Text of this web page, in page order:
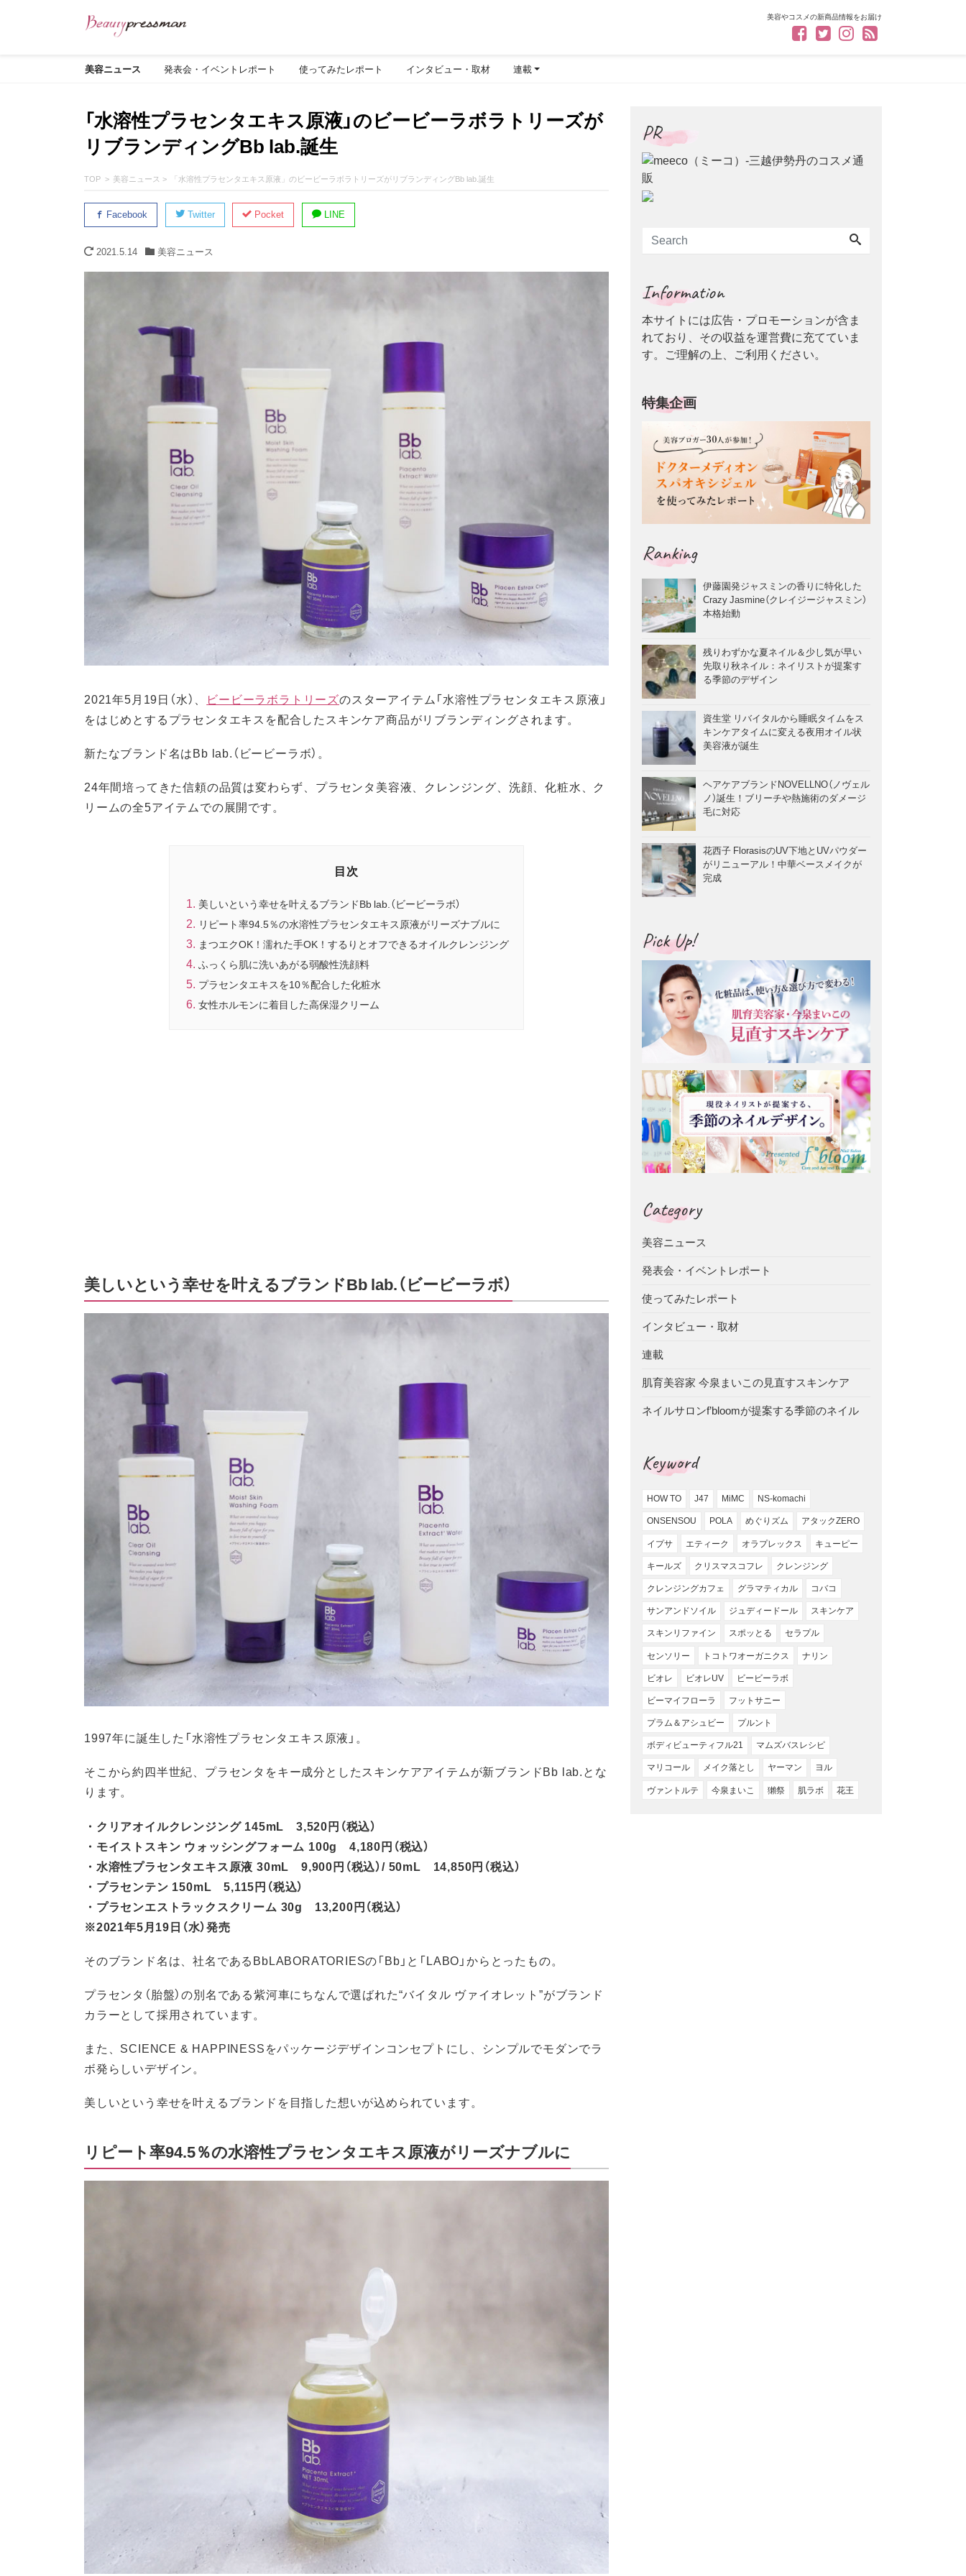
美容やコスメの新商品情報をお届け
美容ニュース 発表会・イベントレポート 使ってみたレポート インタビュー・取材 連載
「水溶性プラセンタエキス原液」のビービーラボラトリーズが
リブランディングBb lab.誕生
TOP 美容ニュース 「水溶性プラセンタエキス原液」のビービーラボラトリーズがリブランディングBb lab.誕生
Facebook Twitter Pocket LINE
2021.5.14 美容ニュース
2021年5月19日（水）、 ビービーラボラトリーズのスターアイテム「水溶性プラセンタエキス原液」
をはじめとするプラセンタエキスを配合したスキンケア商品がリブランディングされます。
新たなブランド名はBb lab.（ビービーラボ）。
24年間培ってきた信頼の品質は変わらず、プラセンタ美容液、クレンジング、洗顔、化粧水、ク
リームの全5アイテムでの展開です。
目次
美しいという幸せを叶えるブランドBb lab.（ビービーラボ）
リピート率94.5％の水溶性プラセンタエキス原液がリーズナブルに
まつエクOK！濡れた手OK！するりとオフできるオイルクレンジング
ふっくら肌に洗いあがる弱酸性洗顔料
プラセンタエキスを10％配合した化粧水
女性ホルモンに着目した高保湿クリーム
美しいという幸せを叶えるブランドBb lab.（ビービーラボ）
1997年に誕生した「水溶性プラセンタエキス原液」。
そこから約四半世紀、プラセンタをキー成分としたスキンケアアイテムが新ブランドBb lab.とな
ります。
・クリアオイルクレンジング 145mL 3,520円（税込）
・モイストスキン ウォッシングフォーム 100g 4,180円（税込）
・水溶性プラセンタエキス原液 30mL 9,900円（税込）/ 50mL 14,850円（税込）
・プラセンテン 150mL 5,115円（税込）
・プラセンエストラックスクリーム 30g 13,200円（税込）
※2021年5月19日（水）発売
そのブランド名は、社名であるBbLABORATORIESの「Bb」と「LABO」からとったもの。
プラセンタ（胎盤）の別名である紫河車にちなんで選ばれた“バイタル ヴァイオレット”がブランド
カラーとして採用されています。
また、SCIENCE & HAPPINESSをパッケージデザインコンセプトにし、シンプルでモダンでラ
ボ発らしいデザイン。
美しいという幸せを叶えるブランドを目指した想いが込められています。
リピート率94.5％の水溶性プラセンタエキス原液がリーズナブルに
PR
Information
本サイトには広告・プロモーションが含ま
れており、その収益を運営費に充てていま
す。ご理解の上、ご利用ください。
特集企画
Ranking
伊藤園発ジャスミンの香りに特化した
Crazy Jasmine（クレイジージャスミン）
本格始動
残りわずかな夏ネイル＆少し気が早い
先取り秋ネイル：ネイリストが提案す
る季節のデザイン
資生堂 リバイタルから睡眠タイムをス
キンケアタイムに変える夜用オイル状
美容液が誕生
ヘアケアブランドNOVELLNO（ノヴェル
ノ）誕生！ブリーチや熱施術のダメージ
毛に対応
花西子 FlorasisのUV下地とUVパウダー
がリニューアル！中華ベースメイクが
完成
Pick Up!
Category
美容ニュース
発表会・イベントレポート
使ってみたレポート
インタビュー・取材
連載
肌育美容家 今泉まいこの見直すスキンケア
ネイルサロンf’bloomが提案する季節のネイル
Keyword
HOW TO J47 MiMC NS-komachi
ONSENSOU POLA めぐりズム アタックZERO
イプサ エティーク オラプレックス キューピー
キールズ クリスマスコフレ クレンジング
クレンジングカフェ グラマティカル コバコ
サンアンドソイル ジュディードール スキンケア
スキンリファイン スポッとる セラプル
センソリー トコトワオーガニクス ナリン
ビオレ ビオレUV ビービーラボ
ビーマイフローラ フットサニー
プラム＆アシュビー プルント
ボディビューティフル21 マムズバスレシピ
マリコール メイク落とし ヤーマン ヨル
ヴァントルテ 今泉まいこ 獺祭 肌ラボ 花王